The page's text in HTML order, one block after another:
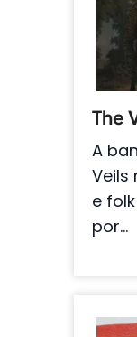
The
A
Veils
e
por…